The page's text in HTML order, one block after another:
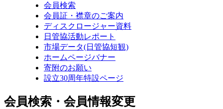
会員検索
会員証・襟章のご案内
ディスクロージャー資料
日管協活動レポート
市場データ(日管協短観)
ホームページバナー
寄附のお願い
設立30周年特設ページ
会員検索・会員情報変更